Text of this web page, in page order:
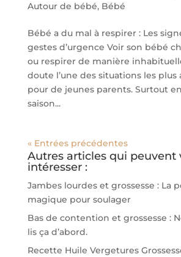
Autour de bébé, Bébé
Bébé a du mal à respirer : Les
gestes d’urgence Voir son bébé
ou respirer de manière
doute l’une des situations les plus
pour de jeunes parents. Surtout
saison...
« Entrées précédentes
Autres articles qui peuvent
intéresser :
Jambes lourdes et grossesse : La
magique pour soulager
Bas de contention et grossesse :
lis ça d’abord.
Recette Huile Vergetures